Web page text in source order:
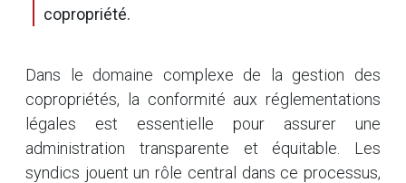
copropriété.
Dans le domaine complexe de la gestion des
copropriétés, la conformité aux réglementations
légales est essentielle pour assurer une
administration transparente et équitable. Les
syndics jouent un rôle central dans ce processus,